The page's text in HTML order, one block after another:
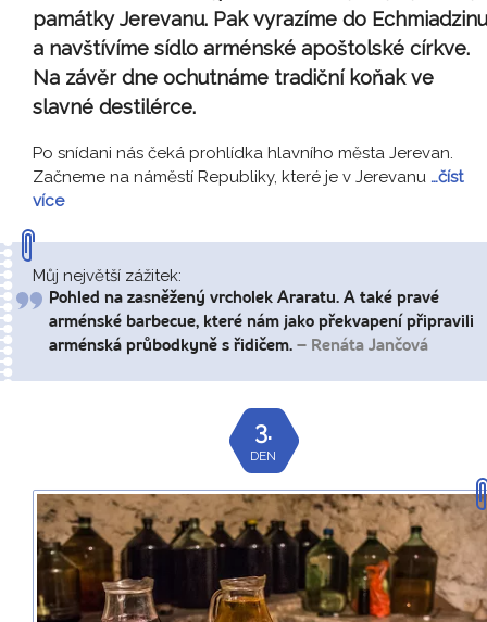
památky Jerevanu. Pak vyrazíme do Echmiadzinu
a navštívíme sídlo arménské apoštolské církve.
Na závěr dne ochutnáme tradiční koňak ve
slavné destilérce.
Po snídani nás čeká prohlídka hlavního města Jerevan.
Začneme na náměstí Republiky, které je v Jerevanu …číst
více
Můj největší zážitek:
Pohled na zasněžený vrcholek Araratu. A také pravé
arménské barbecue, které nám jako překvapení připravili
arménská průbodkyně s řidičem. – Renáta Jančová
3.
DEN